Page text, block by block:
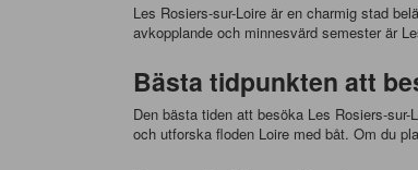
Les Rosiers-sur-Loire är en charmig stad
avkopplande och minnesvärd semester är
Bästa tidpunkten att
Den bästa tiden att besöka Les Rosiers-
och utforska floden Loire med båt. Om du